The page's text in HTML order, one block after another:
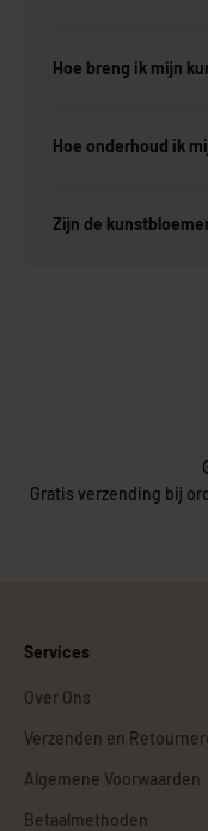
Hoe breng ik mijn
Hoe onderhoud ik
Zijn de
Gratis verzending bij
Services
Over Ons
Verzenden en
Algemene Voorwaarden
Betaalmethoden